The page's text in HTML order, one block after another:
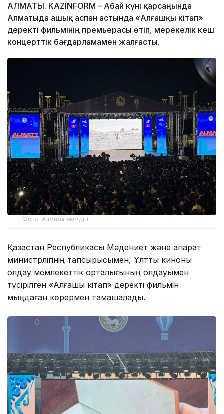
АЛМАТЫ. KAZINFORM – Абай күні қарсаңында
Алматыда ашық аспан астында «Алғашқы кітап»
деректі фильмінің премьерасы өтіп, мерекелік кеш
концерттік бағдарламамен жалғасты.
Фото: Алматы әкімдігі
Қазақстан Республикасы Мәдениет және ақпарат
министрлігінің тапсырысымен, Ұлттық киноны
қолдау мемлекеттік орталығының қолдауымен
түсірілген «Алғашқы кітап» деректі фильмін
мыңдаған көрермен тамашалады.